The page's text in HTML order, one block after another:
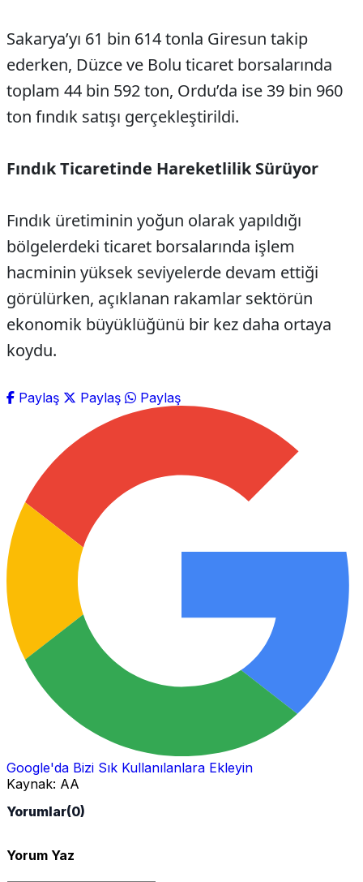
Sakarya’yı 61 bin 614 tonla Giresun takip
ederken, Düzce ve Bolu ticaret borsalarında
toplam 44 bin 592 ton, Ordu’da ise 39 bin 960
ton fındık satışı gerçekleştirildi.
Fındık Ticaretinde Hareketlilik Sürüyor
Fındık üretiminin yoğun olarak yapıldığı
bölgelerdeki ticaret borsalarında işlem
hacminin yüksek seviyelerde devam ettiği
görülürken, açıklanan rakamlar sektörün
ekonomik büyüklüğünü bir kez daha ortaya
koydu.
Paylaş Paylaş Paylaş
Google'da Bizi Sık Kullanılanlara Ekleyin
Kaynak: AA
Yorumlar(0)
Yorum Yaz